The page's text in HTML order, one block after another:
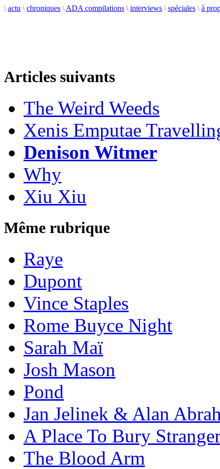
\ actu \ chroniques \ ADA compilations \ interviews \ spéciales \ à
Articles suivants
The Weird Weeds
Xenis Emputae
Denison Witmer
Why
Xiu Xiu
Même rubrique
Raye
Dupont
Vince Staples
Rome Buyce Night
Sarah Maï
Josh Mason
Pond
Jan Jelinek & Alan
A Place To Bury
The Blood Arm